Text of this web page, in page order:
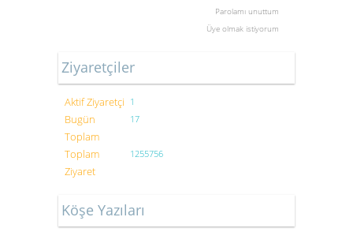
Parolamı unuttum
Üye olmak istiyorum
Ziyaretçiler
Aktif Ziyaretçi 1
Bugün
Toplam
17
Toplam
Ziyaret
1255756
Köşe Yazıları